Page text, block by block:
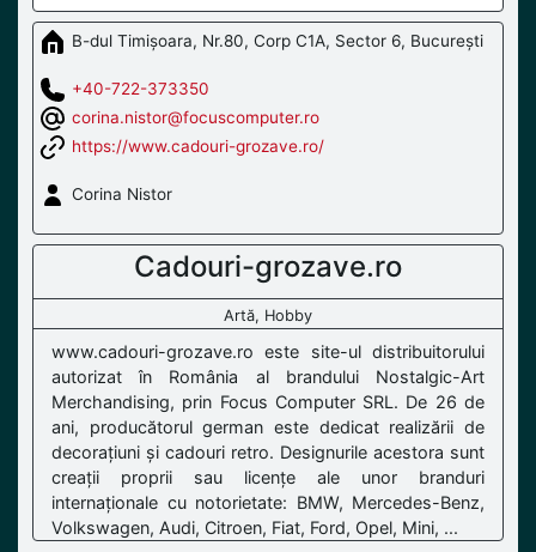
B-dul Timișoara, Nr.80, Corp C1A, Sector 6, București
+40-722-373350
corina.nistor@focuscomputer.ro
https://www.cadouri-grozave.ro/
Corina Nistor
Cadouri-grozave.ro
Artă, Hobby
www.cadouri-grozave.ro este site-ul distribuitorului
autorizat în România al brandului Nostalgic-Art
Merchandising, prin Focus Computer SRL. De 26 de
ani, producătorul german este dedicat realizării de
decorațiuni și cadouri retro. Designurile acestora sunt
creații proprii sau licențe ale unor branduri
internaționale cu notorietate: BMW, Mercedes-Benz,
Volkswagen, Audi, Citroen, Fiat, Ford, Opel, Mini, ...